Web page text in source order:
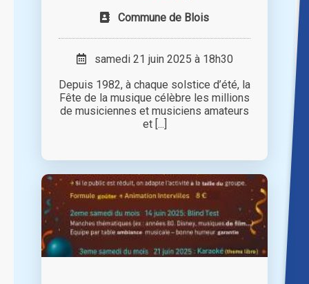
Commune de Blois
samedi 21 juin 2025 à 18h30
Depuis 1982, à chaque solstice d’été, la
Fête de la musique célèbre les millions
de musiciennes et musiciens amateurs
et [...]